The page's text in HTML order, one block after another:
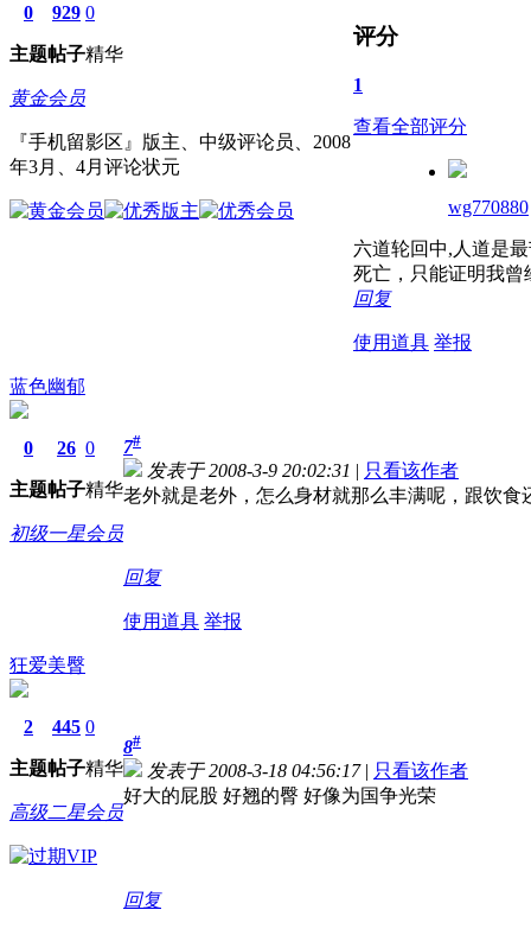
0
主题
929
帖子
0
精华
黄金会员
『手机留影区』版主、中级评论员、2008
年3月、4月评论状元
评分
1
查看全部评分
wg770880
六道轮回中,人道是
死亡，只能证明我
回复
使用道具 举报
蓝色幽郁
0
主题
26
帖子
0
精华
初级一星会员
7#
发表于 2008-3-9 20:02:31 | 只看该作者
老外就是老外，怎么身材就那么丰满呢，跟饮食
回复
使用道具 举报
狂爱美臀
2
主题
445
帖子
0
精华
高级二星会员
8#
发表于 2008-3-18 04:56:17 | 只看该作者
好大的屁股 好翘的臀 好像为国争光荣
回复